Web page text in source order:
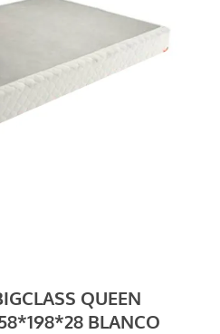
QUEEN
BLANCO